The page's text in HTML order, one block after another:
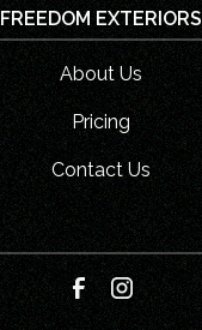
FREEDOM EXTERIORS
About Us
Pricing
Contact Us